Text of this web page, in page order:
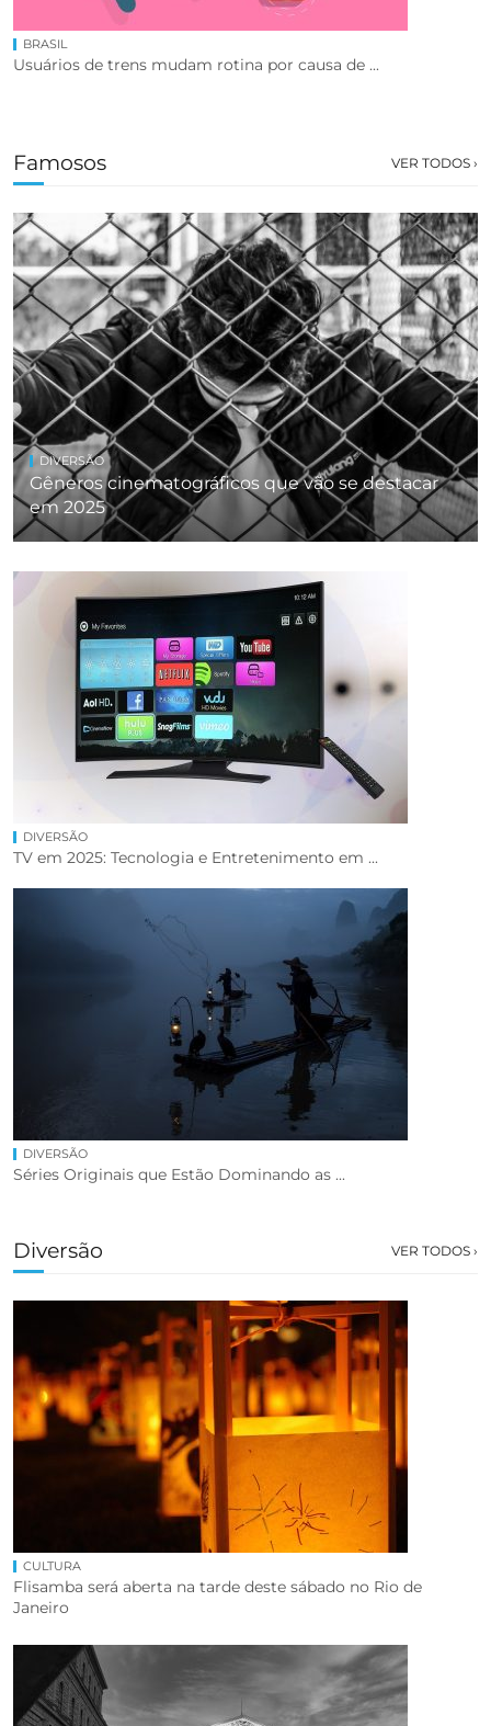
BRASIL
Usuários de trens mudam rotina por causa de ...
Famosos VER TODOS ›
DIVERSÃO
Gêneros cinematográficos que vão se destacar
em 2025
DIVERSÃO
TV em 2025: Tecnologia e Entretenimento em ...
DIVERSÃO
Séries Originais que Estão Dominando as ...
Diversão VER TODOS ›
CULTURA
Flisamba será aberta na tarde deste sábado no Rio de
Janeiro